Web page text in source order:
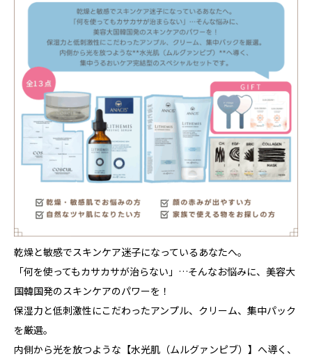
乾燥と敏感でスキンケア迷子になっているあなたへ。
「何を使ってもカサカサが治らない」…そんなお悩みに、美容大
国韓国発のスキンケアのパワーを！
保湿力と低刺激性にこだわったアンプル、クリーム、集中パック
を厳選。
内側から光を放つような【水光肌（ムルグァンピブ）】へ導く、